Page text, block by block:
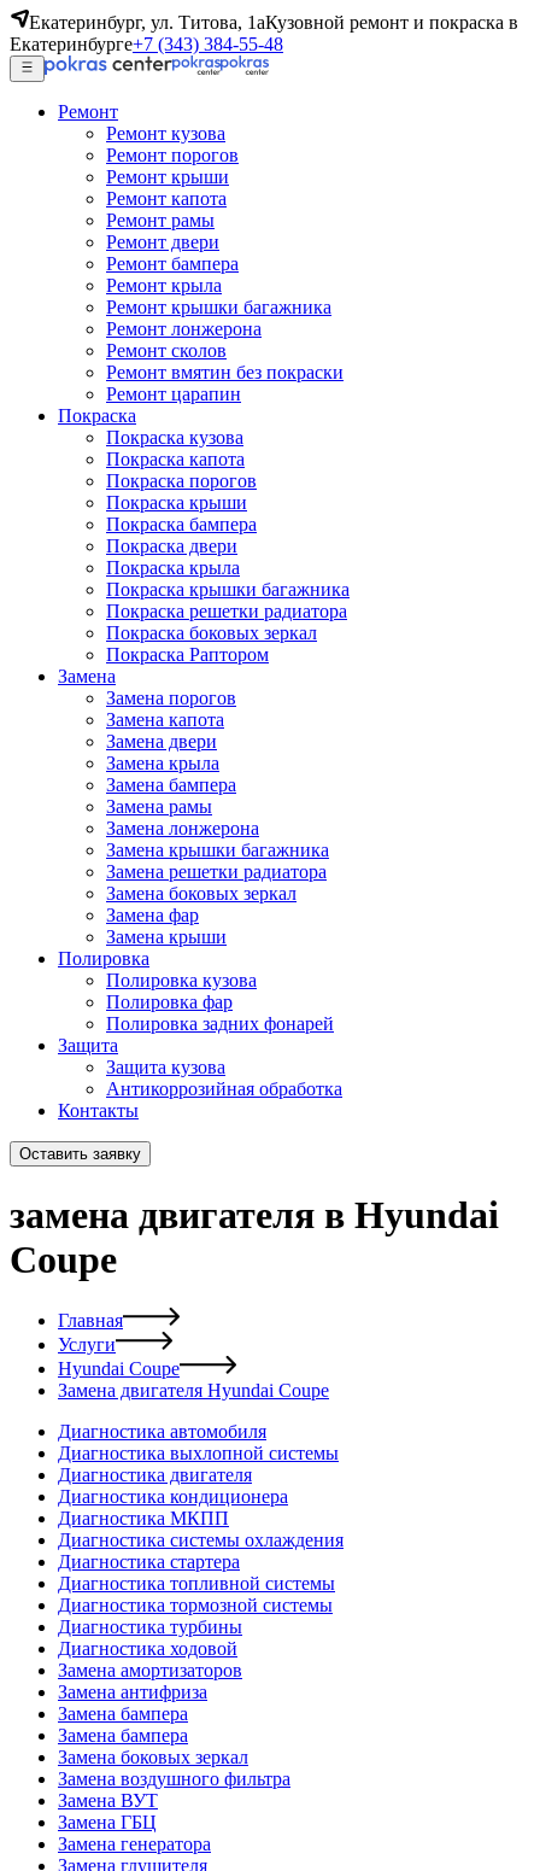
Екатеринбург, ул. Титова, 1аКузовной ремонт и покраска в
Екатеринбурге+7 (343) 384-55-48
Ремонт
Ремонт кузова
Ремонт порогов
Ремонт крыши
Ремонт капота
Ремонт рамы
Ремонт двери
Ремонт бампера
Ремонт крыла
Ремонт крышки багажника
Ремонт лонжерона
Ремонт сколов
Ремонт вмятин без покраски
Ремонт царапин
Покраска
Покраска кузова
Покраска капота
Покраска порогов
Покраска крыши
Покраска бампера
Покраска двери
Покраска крыла
Покраска крышки багажника
Покраска решетки радиатора
Покраска боковых зеркал
Покраска Раптором
Замена
Замена порогов
Замена капота
Замена двери
Замена крыла
Замена бампера
Замена рамы
Замена лонжерона
Замена крышки багажника
Замена решетки радиатора
Замена боковых зеркал
Замена фар
Замена крыши
Полировка
Полировка кузова
Полировка фар
Полировка задних фонарей
Защита
Защита кузова
Антикоррозийная обработка
Контакты
Оставить заявку
замена двигателя в Hyundai
Coupe
Главная
Услуги
Hyundai Coupe
Замена двигателя Hyundai Coupe
Диагностика автомобиля
Диагностика выхлопной системы
Диагностика двигателя
Диагностика кондиционера
Диагностика МКПП
Диагностика системы охлаждения
Диагностика стартера
Диагностика топливной системы
Диагностика тормозной системы
Диагностика турбины
Диагностика ходовой
Замена амортизаторов
Замена антифриза
Замена бампера
Замена бампера
Замена боковых зеркал
Замена воздушного фильтра
Замена ВУТ
Замена ГБЦ
Замена генератора
Замена глушителя